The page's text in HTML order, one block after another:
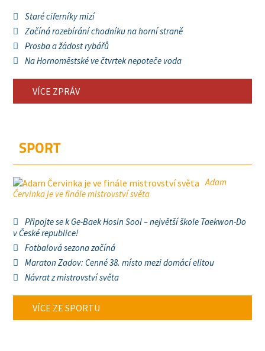
Staré ciferníky mizí
Začíná rozebírání chodníku na horní straně
Prosba a žádost rybářů
Na Hornoměstské ve čtvrtek nepoteče voda
VÍCE ZPRÁV
SPORT
Adam
Červinka je ve finále mistrovství světa
Připojte se k Ge-Baek Hosin Sool – největší škole Taekwon-Do
v České republice!
Fotbalová sezona začíná
Maraton Zadov: Cenné 38. místo mezi domácí elitou
Návrat z mistrovství světa
VÍCE ZE SPORTU